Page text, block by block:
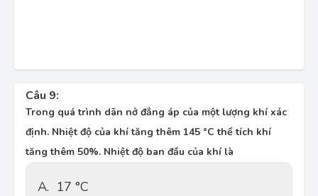
Câu 9:
Trong quá trình dãn nở đẳng áp của một lượng khí xác
định. Nhiệt độ của khí tăng thêm 145 °C thể tích khí
tăng thêm 50%. Nhiệt độ ban đầu của khí là
A. 17 °C